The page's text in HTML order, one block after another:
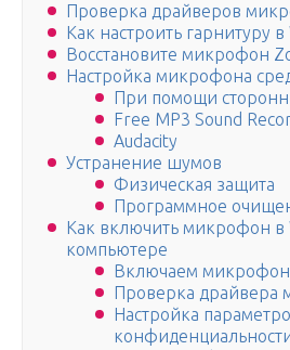
Проверка драйверов
Как настроить гарнитуру
Восстановите микрофон
Настройка микрофона
При помощи
Free MP3 Sound
Audacity
Устранение шумов
Физическая защита
Программное
Как включить микрофон в
компьютере
Включаем микрофон
Проверка драйвера
Настройка